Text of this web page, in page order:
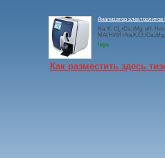
Анализатор электролитов
Na, K, Cl, iCa, iMg, pH, Hct
https:
Как разместить здесь